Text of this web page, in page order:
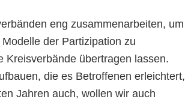
eng zusammenarbeiten, um
der Partizipation zu
Kreisverbände übertragen lassen.
die es Betroffenen erleichtert,
Jahren auch, wollen wir auch